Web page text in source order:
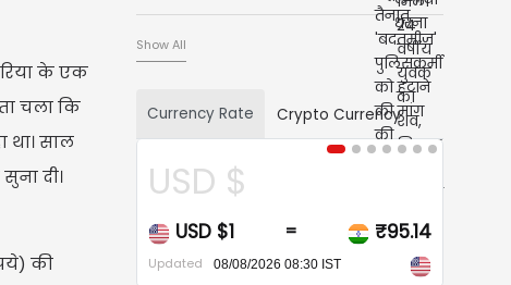
के एक
चला कि
था। साल
दी।
की
Show All
Currency Rate Crypto Currency
USD $
= ₹95.14
Updated 08/08/2026 08:30 IST
CAD $
CAD $1
Updated 08/08/2026